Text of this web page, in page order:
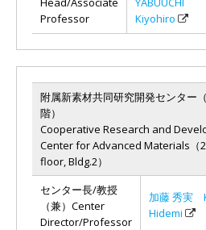
Professor
Kiyohiro
附属新素材共同研究開発センター
階）
Cooperative Research and
Center for Advanced Materials（
floor, Bldg.2）
センター長/教授
（兼）Center
Director/Professor
加藤 秀実
Hidemi